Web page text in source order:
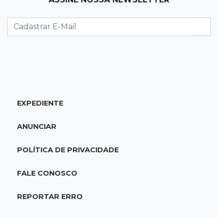
Denúncia leva ao resgate de irmãos deixados
sozinhos em casa trancada
Entre escolas com nota divulgada, 3 estaduais
policiais militares
EXPEDIENTE
ANUNCIAR
POLÍTICA DE PRIVACIDADE
FALE CONOSCO
REPORTAR ERRO